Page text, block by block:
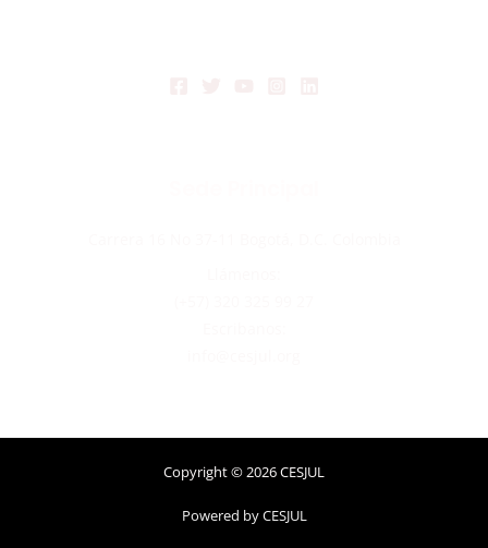
Copyright © 2026 CESJUL
Powered by CESJUL